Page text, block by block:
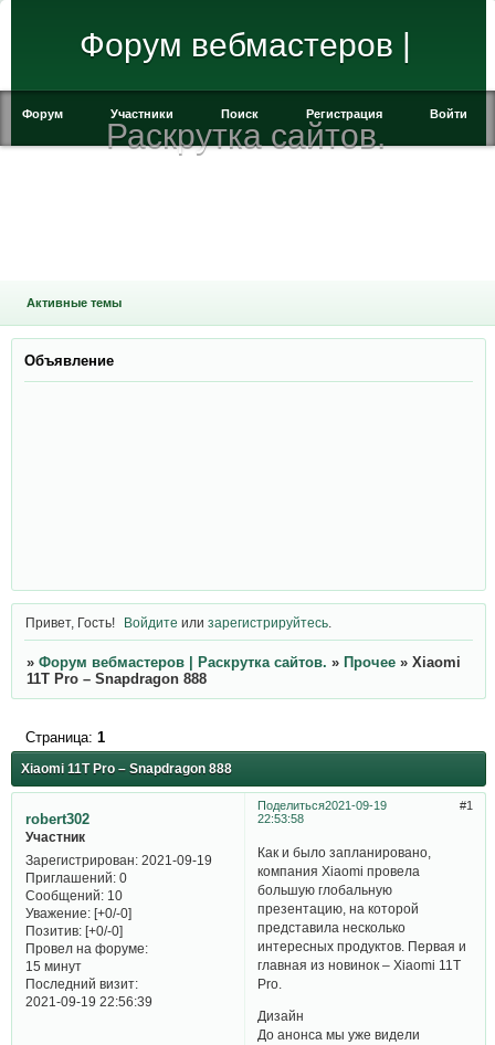
Форум вебмастеров |
Раскрутка сайтов.
Форум Участники Поиск Регистрация Войти
Активные темы
Объявление
Привет, Гость! Войдите илизарегистрируйтесь
» Форум вебмастеров | Раскрутка сайтов. » Прочее » Xiaomi
11T Pro – Snapdragon 888
Xiaomi 11T Pro – Snapdragon 888
Страница: 1
Поделиться 1
2021-09-19
22:53:58
robert302
Участник
Зарегистрирован: 2021-09-19
Приглашений:0
Сообщений:10
Уважение: [+0/-0]
Позитив: [+0/-0]
Провел на форуме:
15 минут
Последний визит:
2021-09-19 22:56:39
Как и было запланировано,
компания Xiaomi провела
большую глобальную
презентацию, на которой
представила несколько
интересных продуктов. Первая и
главная из новинок – Xiaomi 11T
Pro.
Дизайн
До анонса мы уже видели